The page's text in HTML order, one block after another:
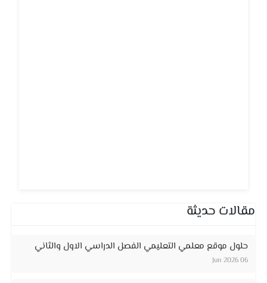
مقالات حديثة
حلول موقع معلمي التعليمي الفصل الدراسي الاول والثاني
06 Jun 2026